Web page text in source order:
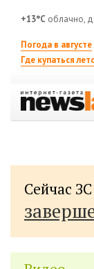
+13°C облачно,
Погода в августе
Где купаться
Сейчас